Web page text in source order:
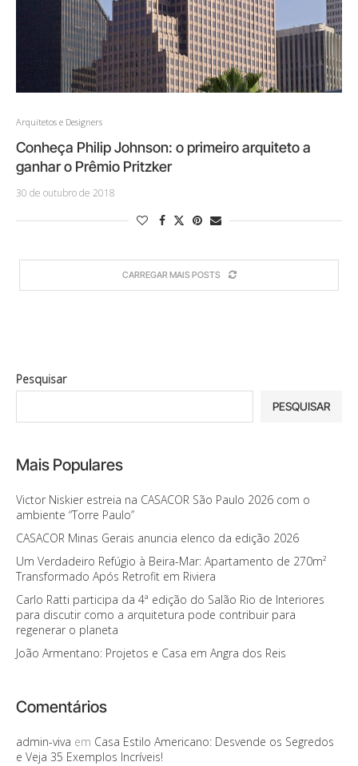
Arquitetos e Designers
Conheça Philip Johnson: o primeiro arquiteto a
ganhar o Prêmio Pritzker
30 de outubro de 2018
CARREGAR MAIS POSTS
Pesquisar
PESQUISAR
Mais Populares
Victor Niskier estreia na CASACOR São Paulo 2026 com o
ambiente “Torre Paulo”
CASACOR Minas Gerais anuncia elenco da edição 2026
Um Verdadeiro Refúgio à Beira-Mar: Apartamento de 270m²
Transformado Após Retrofit em Riviera
Carlo Ratti participa da 4ª edição do Salão Rio de Interiores
para discutir como a arquitetura pode contribuir para
regenerar o planeta
João Armentano: Projetos e Casa em Angra dos Reis
Comentários
admin-viva em Casa Estilo Americano: Desvende os Segredos
e Veja 35 Exemplos Incríveis!